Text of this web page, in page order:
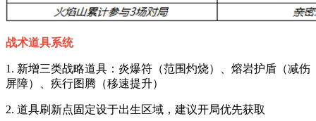
战术道具系统
1. 新增三类战略道具：炎爆符（范围灼烧）、熔岩护盾（减伤
屏障）、疾行图腾（移速提升）
2. 道具刷新点固定设于出生区域，建议开局优先获取